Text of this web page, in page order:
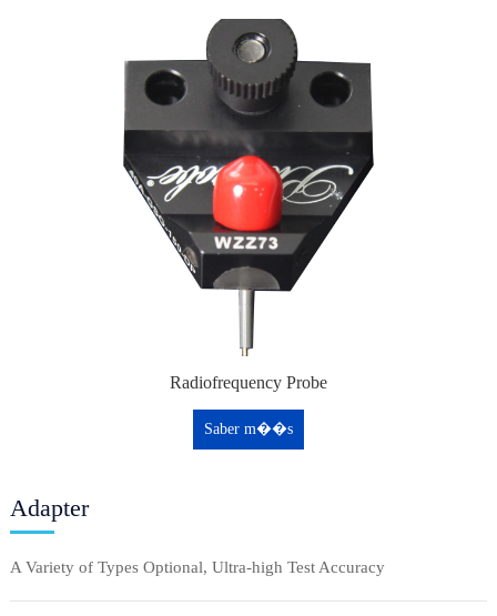
Radiofrequency Probe
Saber m��s
Adapter
A Variety of Types Optional, Ultra-high Test Accuracy